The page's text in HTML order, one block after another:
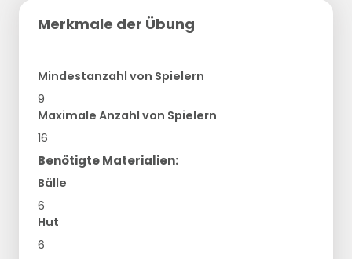
Merkmale der Übung
Mindestanzahl von Spielern
9
Maximale Anzahl von Spielern
16
Benötigte Materialien:
Bälle
6
Hut
6